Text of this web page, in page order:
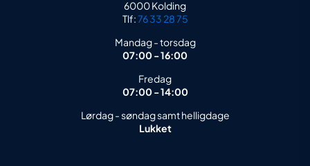
6000 Kolding
Tlf:76 33 28 75
Mandag - torsdag
07:00 - 16:00
Fredag
07:00 - 14:00
Lørdag - søndag samt helligdage
Lukket